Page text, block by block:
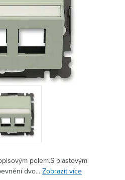
polem.S plastovým
dvo... Zobrazit více